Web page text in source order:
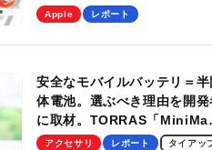
を、9月26日（土）に開催しま
Apple レポート
安全なモバイルバッテリ＝半
体電池。選ぶべき理由を開発
に取材。TORRAS「
Pro」の実機レビューも
アクセサリ レポート タイアッ